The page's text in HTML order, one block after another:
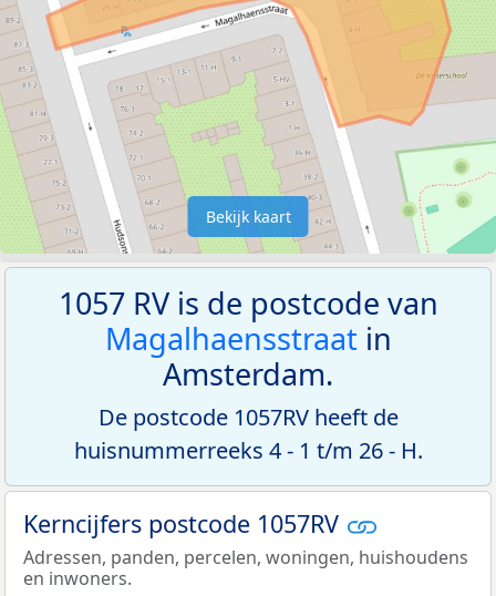
Bekijk kaart
1057 RV is de postcode van
Magalhaensstraatin
Amsterdam.
De postcode 1057RV heeft de
huisnummerreeks 4 - 1 t/m 26 - H.
Kerncijfers postcode 1057RV
Adressen, panden, percelen, woningen, huishoudens
en inwoners.